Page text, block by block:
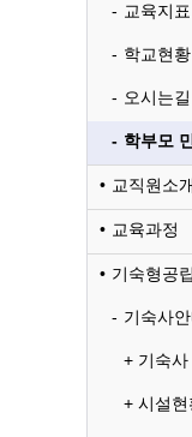
교육지표
학교현황
오시는길
학부모
교직원소개
교육과정
기숙형공
기숙사
기숙사
시설현